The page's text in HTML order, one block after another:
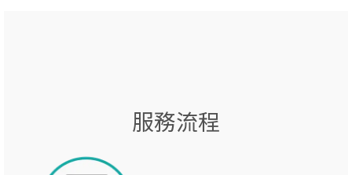
服務流程